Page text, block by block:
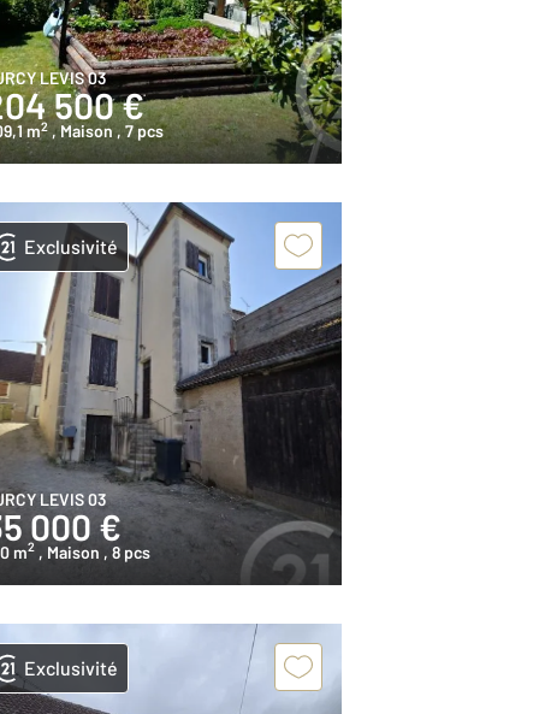
LEVIS 03
500 €
m2 , Maison, 7 pcs
Exclusivité
LEVIS 03
000 €
m2 , Maison , 8 pcs
Exclusivité